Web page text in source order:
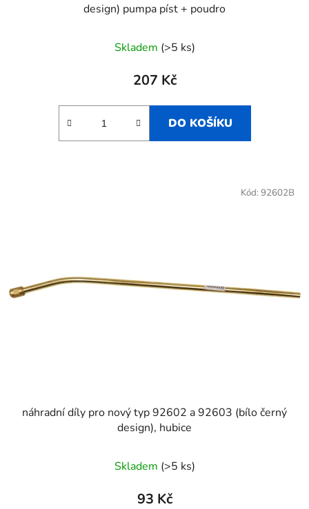
design) pumpa píst + poudro
Skladem (>5 ks)
207 Kč
DO KOŠÍKU
náhradní díly pro nový typ 92602 a 92603 (bílo černý
design), hubice
Skladem (>5 ks)
93 Kč
Kód: 92602B